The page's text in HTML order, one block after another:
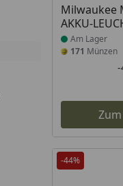
Milwaukee
AKKU-
Produkt
Am Lager
171 Münzen
-
-44%